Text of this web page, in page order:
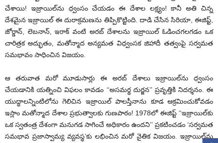
చేశాయి! ఇజ్రాయిల్‌ను ధ్వంసం చేయడం ఈ దేశాల లక్ష్యం! కానీ అతి చిన్న
దేశమైన ఇజ్రాయిల్ ఈ దురాక్రమణను తిప్పికొట్టింది. దాడి చేసిన సిరియా, ఈజిప్ట్,
జోర్డాన్, లెబనాన్, ఇరాక్ వంటి అరబ్ దేశాలను ఇజ్రాయిల్ ఓడించగలగడం ఒక
చారిత్రక అద్భుతం, మతోన్మాద అన్యమత విధ్వంసక జిహాదీ తత్వంపై సర్వమత
సమభావం సాధించిన విజయం.
ఆ తరువాత మరో మూడుసార్లు ఈ అరబ్ దేశాలు ఇజ్రాయిల్‌ను ధ్వంసం
చేయడానికి యత్నించి విఫలం కావడం ‘‘అసమర్థ దుర్జన’’ ప్రవృత్తికి నిదర్శనం. ఈ
యుద్ధాలన్నింటిలోను గెలిచిన ఇజ్రాయిల్ పాలస్తీనాను కూడ ఆక్రమించుకోవడం
ఇస్లాం మతోన్మాద దేశాల ప్రభుత్వాలకు గుణపాఠం! 1978లో ఈజిప్ట్ ‘‘ఇజ్రాయిల్‌కు
ఒక స్వతంత్ర దేశంగా మనుగడ సాగించే అధికారం ఉందని’’ ప్రకటించడం ‘సర్వమత
సమభావ ప్రజాస్వామ్య వ్యవస్థ’కు లభించిన మరో నైతిక విజయం. ఇజ్రాయిల్‌ను